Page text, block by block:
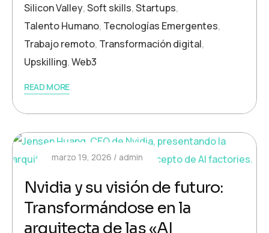
Silicon Valley,Soft skills,Startups,
Talento Humano, Tecnologías Emergentes,
Trabajo remoto, Transformación digital,
Upskilling,Web3
READ MORE
marzo 19, 2026 admin
Nvidia y su visión de futuro:
Transformándose en la
arquitecta de las «AI